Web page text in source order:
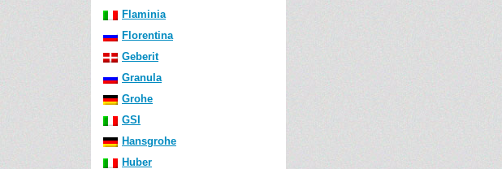
Flaminia
Florentina
Geberit
Granula
Grohe
GSI
Hansgrohe
Huber